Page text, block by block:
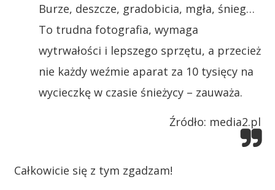
Burze, deszcze, gradobicia, mgła, śnieg…
To trudna fotografia, wymaga
wytrwałości i lepszego sprzętu, a przecież
nie każdy weźmie aparat za 10 tysięcy na
wycieczkę w czasie śnieżycy – zauważa.
Źródło: media2.pl
Całkowicie się z tym zgadzam!